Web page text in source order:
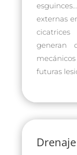
externas
generan
futuras